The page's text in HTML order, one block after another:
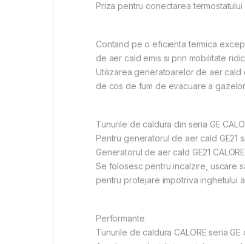
Priza pentru conectarea termostatului
Contand pe o eficienta termica
de aer cald emis si prin mobilitate
Utilizarea generatoarelor de aer cald
de cos de fum de evacuare a
Tunurile de caldura din seria GE
Pentru generatorul de aer cald GE21
Generatorul de aer cald GE21
Se folosesc pentru incalzire, uscare
pentru protejare impotriva inghetului
Performante
Tunurile de caldura CALORE seria